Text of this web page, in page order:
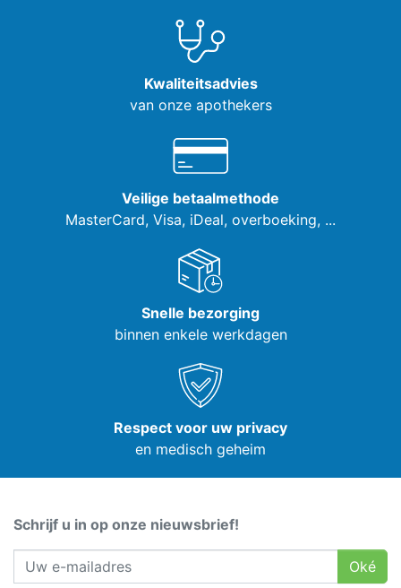
Kwaliteitsadvies
van onze apothekers
Veilige betaalmethode
MasterCard, Visa, iDeal, overboeking, ...
Snelle bezorging
binnen enkele werkdagen
Respect voor uw privacy
en medisch geheim
Schrijf u in op onze nieuwsbrief!
Oké